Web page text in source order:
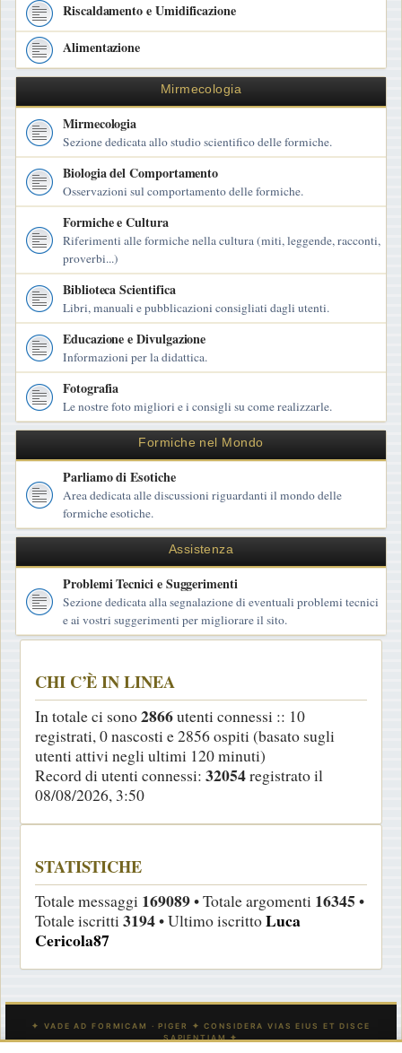
Riscaldamento e Umidificazione
Alimentazione
Mirmecologia
Mirmecologia
Sezione dedicata allo studio scientifico delle formiche.
Biologia del Comportamento
Osservazioni sul comportamento delle formiche.
Formiche e Cultura
Riferimenti alle formiche nella cultura (miti, leggende, racconti,
proverbi...)
Biblioteca Scientifica
Libri, manuali e pubblicazioni consigliati dagli utenti.
Educazione e Divulgazione
Informazioni per la didattica.
Fotografia
Le nostre foto migliori e i consigli su come realizzarle.
Formiche nel Mondo
Parliamo di Esotiche
Area dedicata alle discussioni riguardanti il mondo delle
formiche esotiche.
Assistenza
Problemi Tecnici e Suggerimenti
Sezione dedicata alla segnalazione di eventuali problemi tecnici
e ai vostri suggerimenti per migliorare il sito.
CHI C’È IN LINEA
In totale ci sono2866utenti connessi :: 10
registrati, 0 nascosti e 2856 ospiti (basato sugli
utenti attivi negli ultimi 120 minuti)
Record di utenti connessi: 32054registrato il
08/08/2026, 3:50
STATISTICHE
Totale messaggi 169089• Totale argomenti 16345 •
Totale iscritti 3194• Ultimo iscrittoLuca
Cericola87